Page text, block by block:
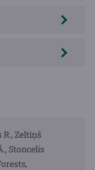
Zeltiņš
Stoncelis